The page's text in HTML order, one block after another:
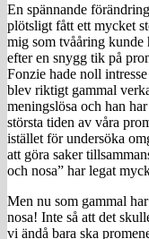
En spännande
plötsligt fått ett mycket
mig som tvååring kunde
efter en snygg tik på
Fonzie hade noll
blev riktigt gammal
meningslösa och han
största tiden av våra
istället för undersöka
att göra saker
och nosa” har legat
Men nu som gammal
nosa! Inte så att det
vi ändå bara ska